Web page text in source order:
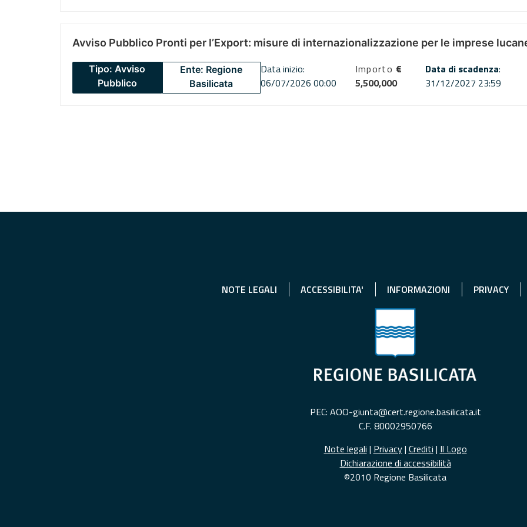
Avviso Pubblico Pronti per l’Export: misure di internazionalizzazione per le imprese
Tipo: Avviso
Pubblico
Ente: Regione
Basilicata
Data inizio:
06/07/2026 00:00
Importo €
5,500,000
Data di scadenza:
31/12/2027 23:59
NOTE LEGALI ACCESSIBILITA' INFORMAZIONI PRIVACY
PEC: AOO-giunta@cert.regione.basilicata.it
C.F. 80002950766
Note legali | Privacy| Crediti | Il Logo
Dichiarazione di accessibilità
©2010 Regione Basilicata